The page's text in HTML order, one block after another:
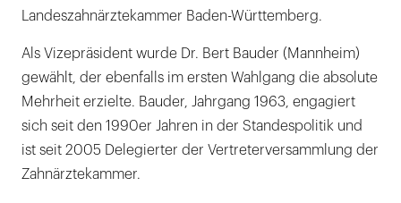
Landeszahnärztekammer Baden-Württemberg.
Als Vizepräsident wurde Dr. Bert Bauder (Mannheim)
gewählt, der ebenfalls im ersten Wahlgang die absolute
Mehrheit erzielte. Bauder, Jahrgang 1963, engagiert
sich seit den 1990er Jahren in der Standespolitik und
ist seit 2005 Delegierter der Vertreterversammlung der
Zahnärztekammer.